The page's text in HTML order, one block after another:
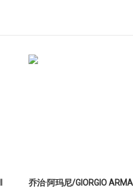
乔治·阿玛尼/GIORGIO